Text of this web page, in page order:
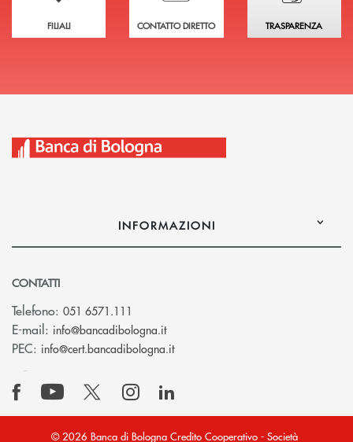
FILIALI CONTATTO DIRETTO TRASPARENZA
INFORMAZIONI
CONTATTI
Telefono: 051 6571.111
E-mail: info@bancadibologna.it(si apre l’app di posta elettronica)
PEC: info@cert.bancadibologna.it(si apre l’app di posta
© 2026 Banca di Bologna Credito Cooperativo - Società